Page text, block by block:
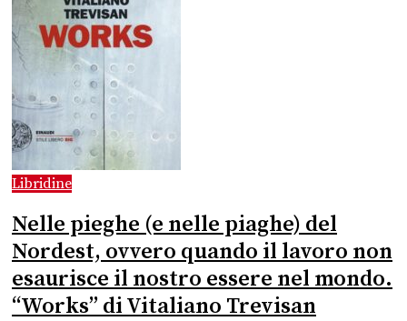
Libridine
Nelle pieghe (e nelle piaghe) del
Nordest, ovvero quando il lavoro non
esaurisce il nostro essere nel mondo.
“Works” di Vitaliano Trevisan